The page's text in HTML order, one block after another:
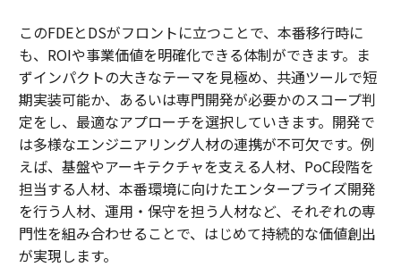
このFDEとDSがフロントに立つことで、本番移行時に
も、ROIや事業価値を明確化できる体制ができます。ま
ずインパクトの大きなテーマを見極め、共通ツールで短
期実装可能か、あるいは専門開発が必要かのスコープ判
定をし、最適なアプローチを選択していきます。開発で
は多様なエンジニアリング人材の連携が不可欠です。例
えば、基盤やアーキテクチャを支える人材、PoC段階を
担当する人材、本番環境に向けたエンタープライズ開発
を行う人材、運用・保守を担う人材など、それぞれの専
門性を組み合わせることで、はじめて持続的な価値創出
が実現します。